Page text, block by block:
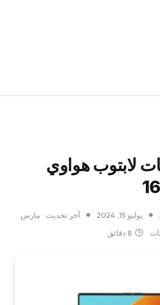
لابتوب هواوي
يوليو 15, 2024 آخر تحديث: مارس
8 دقائق